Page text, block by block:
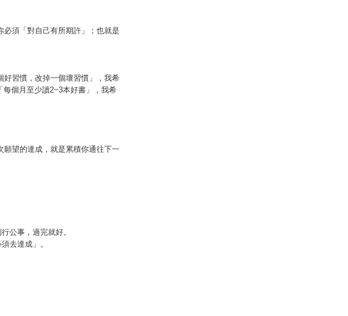
須「對自己有所期許」；也就是
好習慣，改掉一個壞習慣」，我希
個月至少讀2~3本好書」，我希
望的達成，就是累積你通往下一
公事，過完就好。
去達成」。